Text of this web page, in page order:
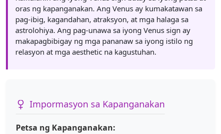
oras ng kapanganakan. Ang Venus ay kumakatawan sa
pag-ibig, kagandahan, atraksyon, at mga halaga sa
astrolohiya. Ang pag-unawa sa iyong Venus sign ay
makapagbibigay ng mga pananaw sa iyong istilo ng
relasyon at mga aesthetic na kagustuhan.
Impormasyon sa Kapanganakan
Petsa ng Kapanganakan: